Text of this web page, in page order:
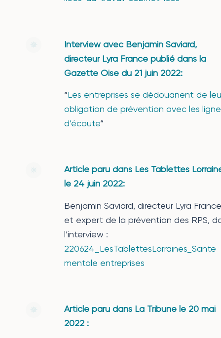
Interview avec Benjamin Saviard,
directeur Lyra France publié dans la
Gazette Oise du 21 juin 2022:
“Les entreprises se dédouanent de
obligation de prévention avec les
d’écoute“
Article paru dans Les Tablettes
le 24 juin 2022:
Benjamin Saviard, directeur Lyra France
et expert de la prévention des RPS,
l’interview :
220624_LesTablettesLorraines_Sante
mentale entreprises
Article paru dans La Tribune le 20 mai
2022 :